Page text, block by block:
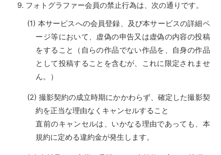
フォトグラファー会員の禁止行為は、次の通りです。
本サービスへの会員登録、及び本サービスの詳細ペ
ージ等において、虚偽の申告又は虚偽の内容の投稿
をすること（自らの作品でない作品を、自身の作品
として投稿することを含むが、これに限定されませ
ん。）
撮影契約の成立時期にかかわらず、確定した撮影契
約を正当な理由なくキャンセルすること
直前のキャンセルは、いかなる理由であっても、本
規約に定める違約金が発生します。